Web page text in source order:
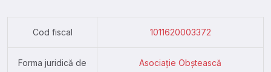
Cod fiscal 1011620003372
Forma juridică de
Asociație Obștească